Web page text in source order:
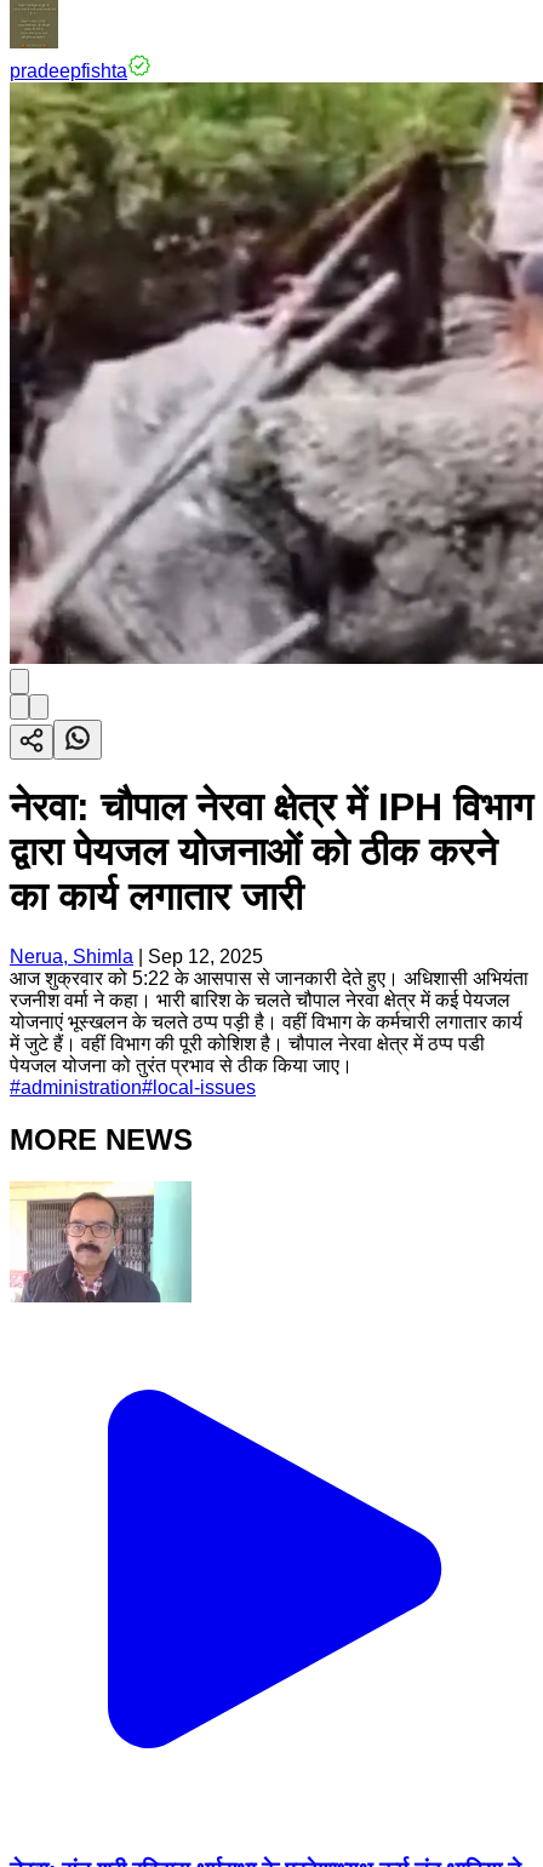
pradeepfishta
नेरवा: चौपाल नेरवा क्षेत्र में IPH विभाग
द्वारा पेयजल योजनाओं को ठीक करने
का कार्य लगातार जारी
Nerua, Shimla
Sep 12, 2025
आज शुक्रवार को 5:22 के आसपास से जानकारी देते हुए। अधिशासी अभियंता
रजनीश वर्मा ने कहा। भारी बारिश के चलते चौपाल नेरवा क्षेत्र में कई पेयजल
योजनाएं भूस्खलन के चलते ठप्प पड़ी है। वहीं विभाग के कर्मचारी लगातार कार्य
में जुटे हैं। वहीं विभाग की पूरी कोशिश है। चौपाल नेरवा क्षेत्र में ठप्प पडी
पेयजल योजना को तुरंत प्रभाव से ठीक किया जाए।
#administration# local-issues
MORE NEWS